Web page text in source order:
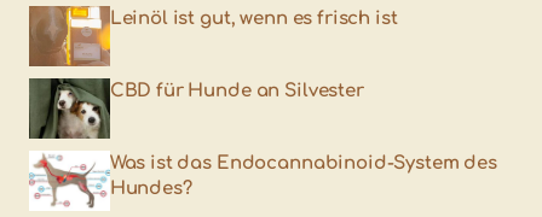
Leinöl ist gut, wenn es frisch ist
CBD für Hunde an Silvester
Was ist das Endocannabinoid-System des
Hundes?